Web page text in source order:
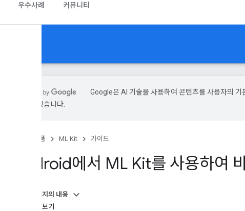
우수사례 커뮤니티
Google은 AI 기술을 사용하여 콘텐츠를 사용자의
있을 수 있습니다.
제품 ML Kit 가이드
Android에서 ML Kit를 사용하여
이 페이지의 내용
사용해 보기